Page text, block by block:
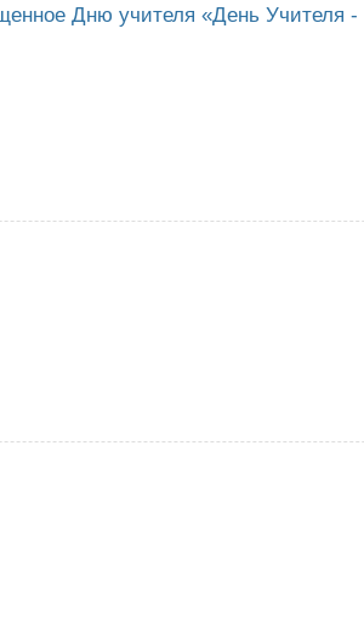
Дню учителя «День Учителя -